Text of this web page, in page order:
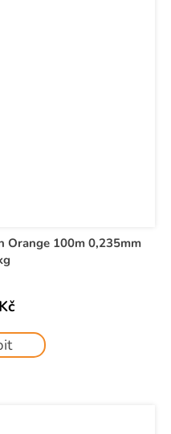
Orange 100m 0,235mm